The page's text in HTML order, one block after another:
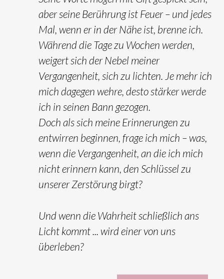
aber seine Berührung ist Feuer – und jedes
Mal, wenn er in der Nähe ist, brenne ich.
Während die Tage zu Wochen werden,
weigert sich der Nebel meiner
Vergangenheit, sich zu lichten. Je mehr ich
mich dagegen wehre, desto stärker werde
ich in seinen Bann gezogen.
Doch als sich meine Erinnerungen zu
entwirren beginnen, frage ich mich – was,
wenn die Vergangenheit, an die ich mich
nicht erinnern kann, den Schlüssel zu
unserer Zerstörung birgt?
Und wenn die Wahrheit schließlich ans
Licht kommt ... wird einer von uns
überleben?